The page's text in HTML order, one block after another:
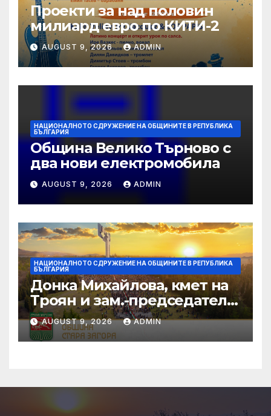
Проекти за над половин
милиард евро по КИТИ-2
AUGUST 9, 2026 ADMIN
НАЦИОНАЛНОТО СДРУЖЕНИЕ НА ОБЩИНИТЕ В РЕПУБЛИКА
БЪЛГАРИЯ
Община Велико Търново с
два нови електромобила
AUGUST 9, 2026 ADMIN
НАЦИОНАЛНОТО СДРУЖЕНИЕ НА ОБЩИНИТЕ В РЕПУБЛИКА
БЪЛГАРИЯ
Донка Михайлова, кмет на
Троян и зам.-председател
на НСОРБ: Знаем какво е
произведено, как е
произведено и какво влиза
AUGUST 9, 2026 ADMIN